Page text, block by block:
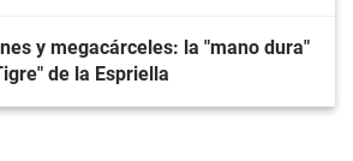
y megacárceles: la "mano dura"
de la Espriella